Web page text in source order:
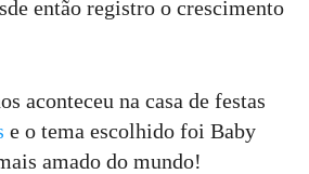
então registro o crescimento
aconteceu na casa de festas
e o tema escolhido foi Baby
amado do mundo!